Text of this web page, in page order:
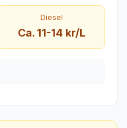
Diesel
Ca. 11-14 kr/L